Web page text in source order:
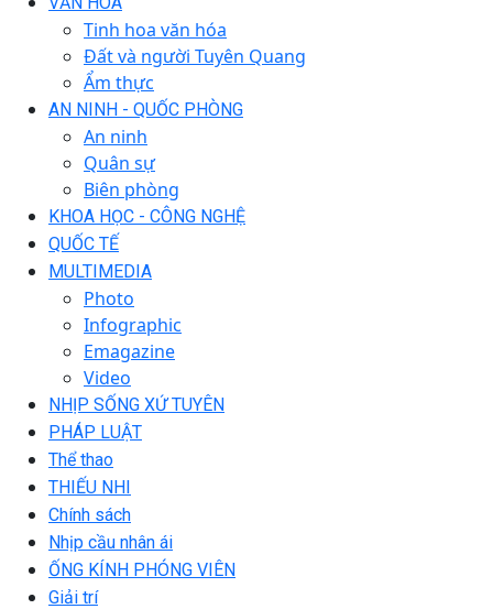
Tinh hoa văn hóa
Đất và người Tuyên Quang
Ẩm thực
AN NINH - QUỐC PHÒNG
An ninh
Quân sự
Biên phòng
KHOA HỌC - CÔNG NGHỆ
QUỐC TẾ
MULTIMEDIA
Photo
Infographic
Emagazine
Video
NHỊP SỐNG XỨ TUYÊN
PHÁP LUẬT
Thể thao
THIẾU NHI
Chính sách
Nhịp cầu nhân ái
ỐNG KÍNH PHÓNG VIÊN
Giải trí